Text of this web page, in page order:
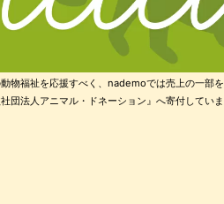
物福祉を応援すべく、nademoでは売上の一部を
社団法人アニマル・ドネーション』へ寄付していま